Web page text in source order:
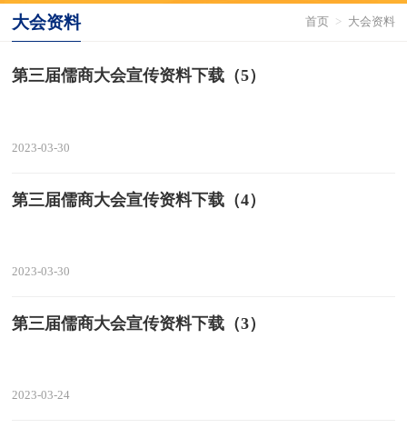
大会资料 首页 > 大会资料
第三届儒商大会宣传资料下载（5）
2023-03-30
第三届儒商大会宣传资料下载（4）
2023-03-30
第三届儒商大会宣传资料下载（3）
2023-03-24